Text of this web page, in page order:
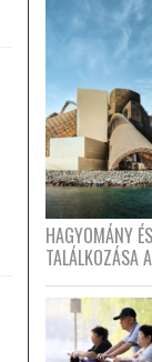
HAGYOMÁNY
TALÁLKOZÁSA